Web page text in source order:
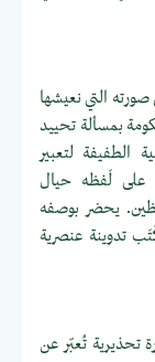
صورته التي نعيشها
بمسألة تحييد
الطفيفة لتعبير
على لَفظه حيال
يحضر بوصفه
تدوينة عنصرية
تحذيرية تُعبّر عن